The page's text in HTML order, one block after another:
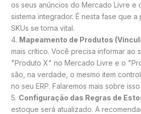
os seus anúncios do Mercado Livre e
sistema integrador. É nesta fase que
SKUs se torna vital.
4. Mapeamento de Produtos
mais crítico. Você precisa informar ao
"Produto X" no Mercado Livre e o
são, na verdade, o mesmo item
no seu ERP. Falaremos mais sobre
5. Configuração das Regras de
estoque será atualizado. A